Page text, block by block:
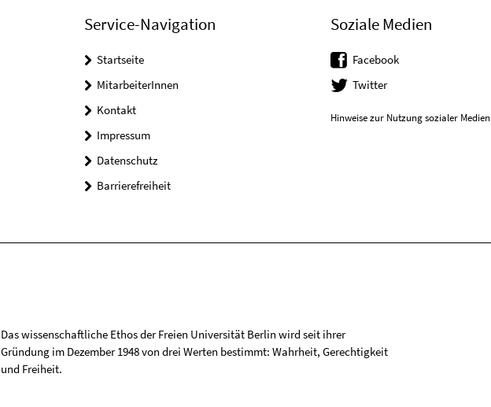
Service-Navigation
Startseite
MitarbeiterInnen
Kontakt
Impressum
Datenschutz
Barrierefreiheit
Soziale Medien
Facebook
Twitter
Hinweise zur Nutzung sozialer Medien
Das wissenschaftliche Ethos der Freien Universität Berlin wird seit ihrer
Gründung im Dezember 1948 von drei Werten bestimmt: Wahrheit, Gerechtigkeit
und Freiheit.